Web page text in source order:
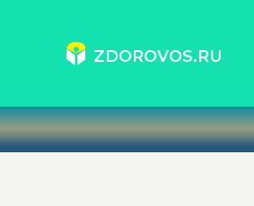
ZDOROVOS.RU